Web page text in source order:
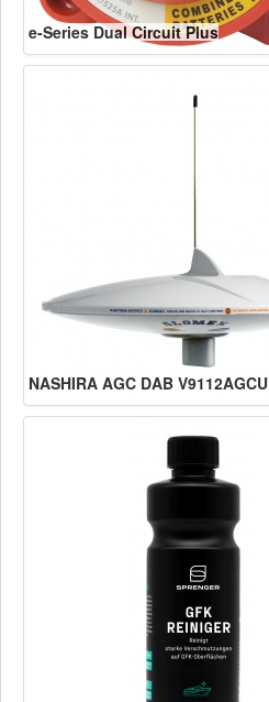
e-Series Dual Circuit Plus
NASHIRA AGC DAB V9112AGCU